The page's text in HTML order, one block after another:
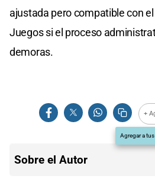
ajustada pero compatible con
Juegos si el proceso
demoras.
+
Agregar a
Sobre el Autor